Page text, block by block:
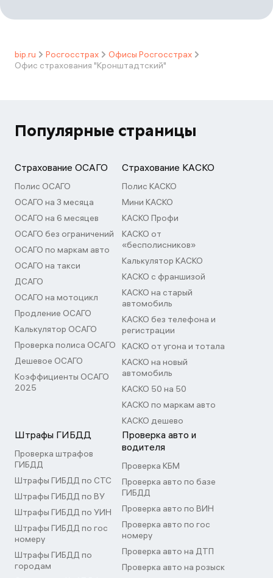
bip.ru Росгосстрах
Офисы Росгосстрах
Офис страхования "Кронштадтский"
Популярные страницы
Страхование ОСАГО
Полис ОСАГО
ОСАГО на 3 месяца
ОСАГО на 6 месяцев
ОСАГО без ограничений
ОСАГО по маркам авто
ОСАГО на такси
ДСАГО
ОСАГО на мотоцикл
Продление ОСАГО
Калькулятор ОСАГО
Проверка полиса ОСАГО
Дешевое ОСАГО
Коэффициенты ОСАГО
2025
Страхование КАСКО
Полис КАСКО
Мини КАСКО
КАСКО Профи
КАСКО от
«бесполисников»
Калькулятор КАСКО
КАСКО с франшизой
КАСКО на старый
автомобиль
КАСКО без телефона и
регистрации
КАСКО от угона и тотала
КАСКО на новый
автомобиль
КАСКО 50 на 50
КАСКО по маркам авто
КАСКО дешево
Штрафы ГИБДД
Проверка штрафов
ГИБДД
Штрафы ГИБДД по СТС
Штрафы ГИБДД по ВУ
Штрафы ГИБДД по УИН
Штрафы ГИБДД по гос
номеру
Штрафы ГИБДД по
городам
Проверка авто и
водителя
Проверка КБМ
Проверка авто по базе
ГИБДД
Проверка авто по ВИН
Проверка авто по гос
номеру
Проверка авто на ДТП
Проверка авто на розыск